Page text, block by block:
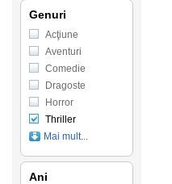
Genuri
Acţiune
Aventuri
Comedie
Dragoste
Horror
Thriller
Mai mult...
Ani